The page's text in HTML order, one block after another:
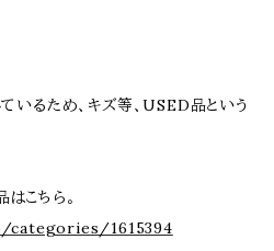
いるため、キズ等、USED品という
こちら。
1615394